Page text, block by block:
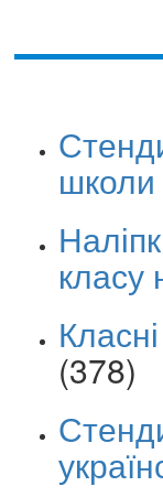
школи
класу
(378)